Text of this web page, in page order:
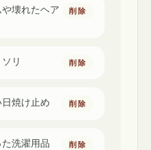
壊れたヘア
削除
リ 削除
焼け止め 削除
洗濯用品 削除